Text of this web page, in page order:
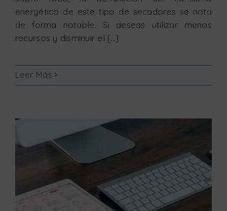
energético de este tipo de secadores se nota
de forma notable. Si deseas utilizar menos
recursos y disminuir el [...]
Leer Más